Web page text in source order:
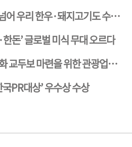
진격의 K푸드, 가공품 넘어 우리 한우·돼지고기도 수출길 박차
돈’ 글로벌 미식 무대 오르다
한우자조금, 한우 세계화 교두보 마련을 위한 관광업계 간담회 성료
PR대상’ 우수상 수상